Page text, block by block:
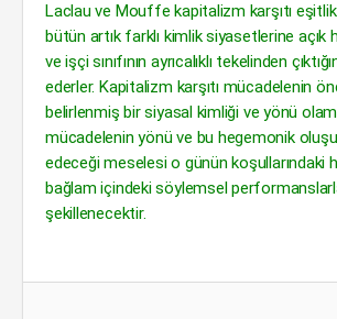
Laclau ve Mouffe kapitalizm karşıtı
bütün artık farklı kimlik siyasetlerine açık
ve işçi sınıfının ayrıcalıklı tekelinden
ederler. Kapitalizm karşıtı mücadelenin
belirlenmiş bir siyasal kimliği ve yönü
mücadelenin yönü ve bu hegemonik
edeceği meselesi o günün koşullarındaki
bağlam içindeki söylemsel
şekillenecektir.